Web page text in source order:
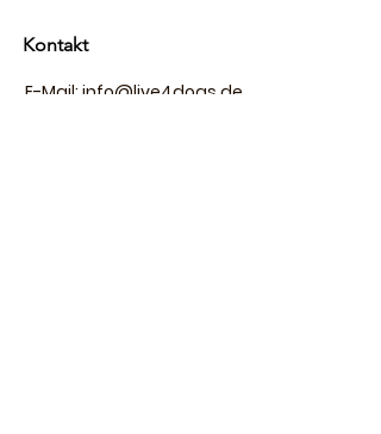
Kontakt
E-Mail: info@live4dogs.de